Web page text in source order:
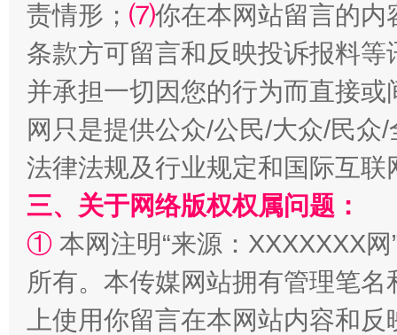
事关残疾人未来5年
规模最大的光氢储一体化项目 走
责情形； ⑺你在本网站留言的内
条款方可留言和反映投诉报料
并承担一切因您的行为而直接
网只是提供公众/公民/大众/民
法律法规及行业规定和国际互
三、关于网络版权权属问题：
① 本网注明“来源：XXXXXXX
所有。本传媒网站拥有管理笔
上使用你留言在本网站内容和